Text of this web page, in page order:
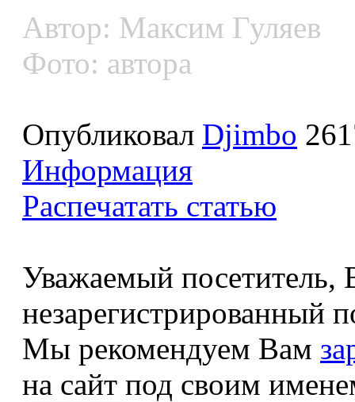
Автор: Максим Гуляев
Фото: автора
Опубликовал Djimbo
Информация
Распечатать статью
Уважаемый посетитель,
незарегистрированный
Мы рекомендуем Вам
на сайт под своим